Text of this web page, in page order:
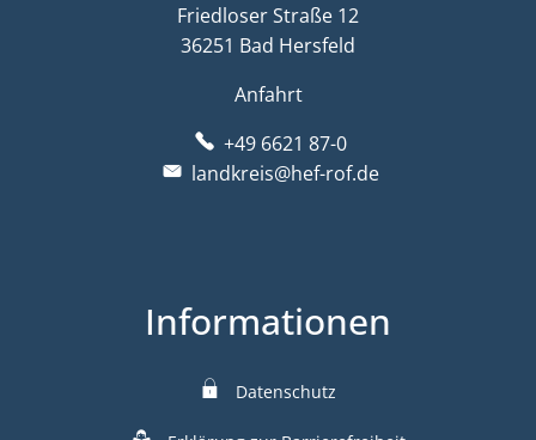
Friedloser Straße 12
36251 Bad Hersfeld
Anfahrt
+49 6621 87-0
landkreis@hef-rof.de
Informationen
Datenschutz